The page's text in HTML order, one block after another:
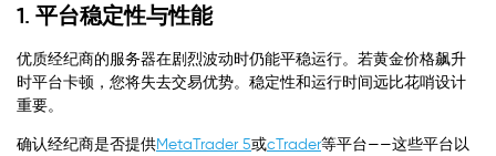
1. 平台稳定性与性能
优质经纪商的服务器在剧烈波动时仍能平稳运行。若黄金价格飙升
时平台卡顿，您将失去交易优势。稳定性和运行时间远比花哨设计
重要。
确认经纪商是否提供MetaTrader 5或cTrader等平台——这些平台以